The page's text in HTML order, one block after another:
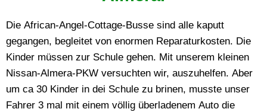
Die African-Angel-Cottage-Busse sind alle kaputt
gegangen, begleitet von enormen Reparaturkosten. Die
Kinder müssen zur Schule gehen. Mit unserem kleinen
Nissan-Almera-PKW versuchten wir, auszuhelfen. Aber
um ca 30 Kinder in dei Schule zu brinen, musste unser
Fahrer 3 mal mit einem völlig überladenem Auto die